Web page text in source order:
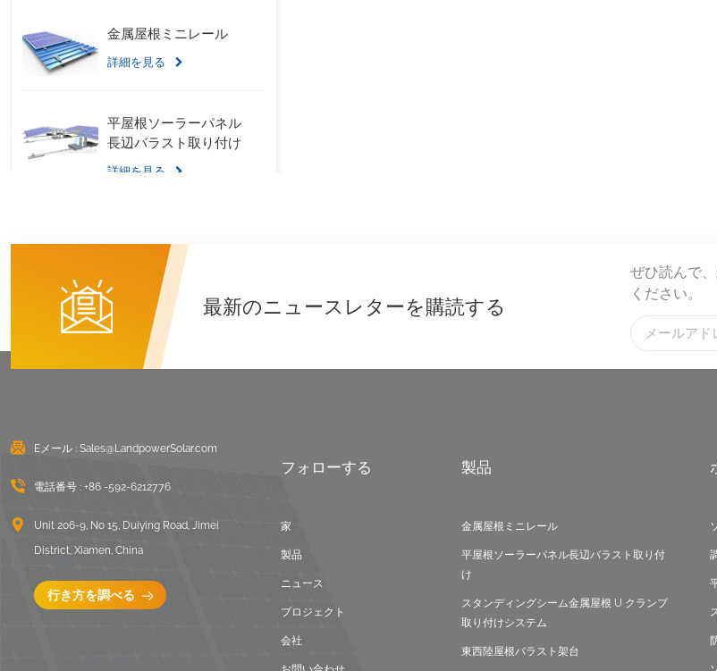
金属屋根ミニレール
詳細を見る
平屋根ソーラーパネル
長辺バラスト取り付け
詳細を見る
金属屋根 U クランプ取
り付けシステム
詳細を見る
東西陸屋根バラスト架
台
波形屋根ロングレール
バラスト陸屋根取付架
詳細を見る
最新のニュースレターを購読する
ぜひ読んで
ください。
Eメール : Sales@LandpowerSolar.com
電話番号 : +86 -592-6212776
Unit 206-9, No 15, Duiying Road, Jimei
District, Xiamen, China
行き方を調べる
フォローする
家
製品
ニュース
プロジェクト
会社
製品
金属屋根ミニレール
平屋根ソーラーパネル長辺バラスト取り付
け
スタンディングシーム金属屋根 U クランプ
取り付けシステム
東西陸屋根バラスト架台